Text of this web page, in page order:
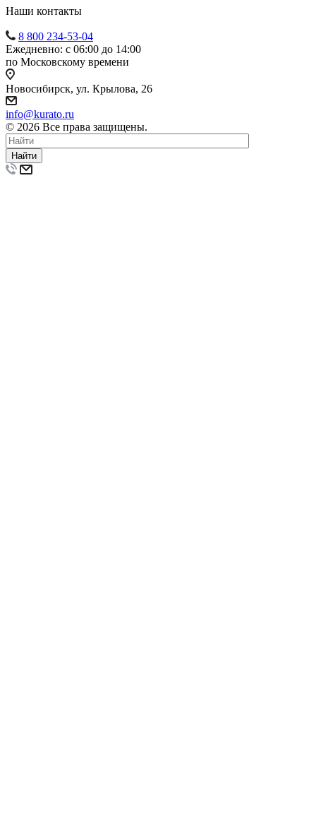
Наши контакты
8 800 234-53-04
Ежедневно: с 06:00 до 14:00
по Московскому времени
Новосибирск, ул. Крылова, 26
info@kurato.ru
© 2026 Все права защищены.
Найти